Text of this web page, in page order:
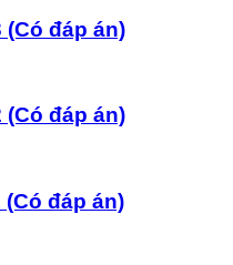
(Có đáp án)
(Có đáp án)
(Có đáp án)